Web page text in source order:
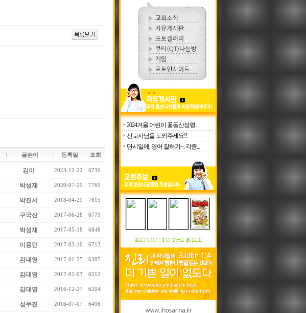
글쓴이 등록일 조회
김이 2023-12-22 6730
박성재 2020-07-29 7769
박진서 2018-04-29 7615
구국신 2017-06-28 6779
박성재 2017-05-18 6848
이용민 2017-03-10 6713
김대영 2017-01-25 6385
김대영 2017-01-03 6512
김대영 2016-12-27 6204
성무진 2016-07-07 6496
2024겨울 어린이 꽃동산성령...
선교사님을 도와주세요!!
단시일에, 영어 잘하기~, 각종...